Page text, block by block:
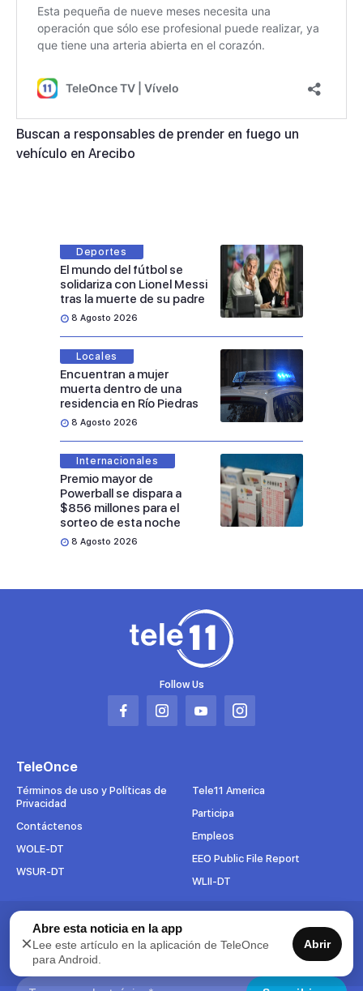
Buscan a responsables de prender en fuego un
vehículo en Arecibo
Deportes
El mundo del fútbol se
solidariza con Lionel Messi
tras la muerte de su padre
8 Agosto 2026
Locales
Encuentran a mujer
muerta dentro de una
residencia en Río Piedras
8 Agosto 2026
Internacionales
Premio mayor de
Powerball se dispara a
$856 millones para el
sorteo de esta noche
8 Agosto 2026
Follow Us
Abrir
pestaña
Abrir
pestaña
Abrir
pestaña
Abrir
pestaña
TeleOnce
Términos de uso y Políticas de
Privacidad
Contáctenos
WOLE-DT
WSUR-DT
Tele11 America
Participa
Empleos
EEO Public File Report
WLII-DT
Suscríbete al boletín
Para mantenerse al tanto de todo lo que pasa en TeleOnce,
suscríbase ahora a nuestros boletines.
Search:
×
Abre esta noticia en la app
Lee este artículo en la aplicación de TeleOnce
para Android.
Abrir